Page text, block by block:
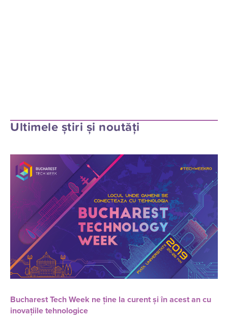
Ultimele știri și noutăți
Bucharest Tech Week ne ține la curent și în acest an cu
inovațiile tehnologice